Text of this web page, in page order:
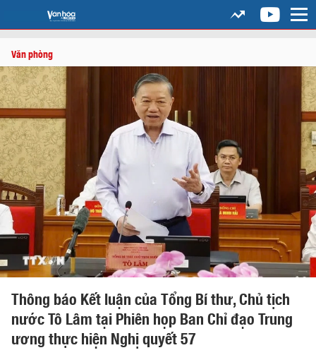
Văn phòng
Thông báo Kết luận của Tổng Bí thư, Chủ tịch
nước Tô Lâm tại Phiên họp Ban Chỉ đạo Trung
ương thực hiện Nghị quyết 57